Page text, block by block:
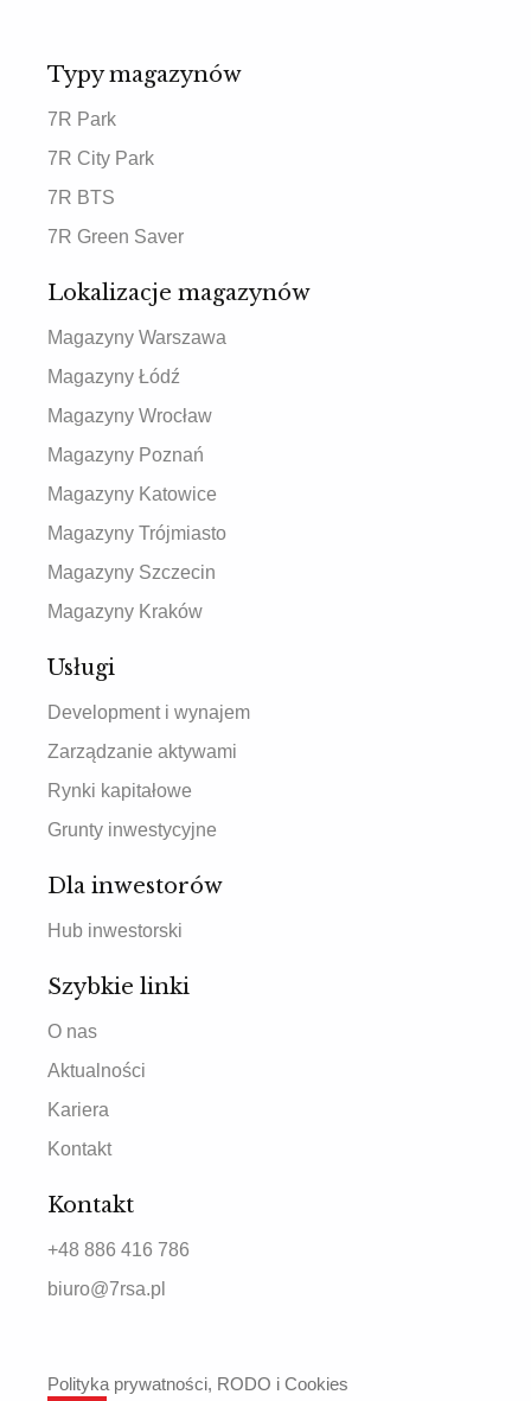
Typy magazynów
7R Park
7R City Park
7R BTS
7R Green Saver
Lokalizacje magazynów
Magazyny Warszawa
Magazyny Łódź
Magazyny Wrocław
Magazyny Poznań
Magazyny Katowice
Magazyny Trójmiasto
Magazyny Szczecin
Magazyny Kraków
Usługi
Development i wynajem
Zarządzanie aktywami
Rynki kapitałowe
Grunty inwestycyjne
Dla inwestorów
Hub inwestorski
Szybkie linki
O nas
Aktualności
Kariera
Kontakt
Kontakt
+48 886 416 786
biuro@7rsa.pl
Polityka prywatności, RODO i Cookies